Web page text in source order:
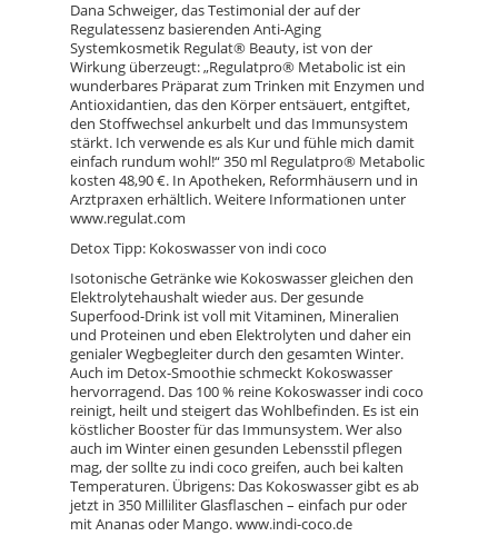
Dana Schweiger, das Testimonial der auf der
Regulatessenz basierenden Anti-Aging
Systemkosmetik Regulat® Beauty, ist von der
Wirkung überzeugt: „Regulatpro® Metabolic ist ein
wunderbares Präparat zum Trinken mit Enzymen und
Antioxidantien, das den Körper entsäuert, entgiftet,
den Stoffwechsel ankurbelt und das Immunsystem
stärkt. Ich verwende es als Kur und fühle mich damit
einfach rundum wohl!“ 350 ml Regulatpro® Metabolic
kosten 48,90 €. In Apotheken, Reformhäusern und in
Arztpraxen erhältlich. Weitere Informationen unter
www.regulat.com
Detox Tipp: Kokoswasser von indi coco
Isotonische Getränke wie Kokoswasser gleichen den
Elektrolytehaushalt wieder aus. Der gesunde
Superfood-Drink ist voll mit Vitaminen, Mineralien
und Proteinen und eben Elektrolyten und daher ein
genialer Wegbegleiter durch den gesamten Winter.
Auch im Detox-Smoothie schmeckt Kokoswasser
hervorragend. Das 100 % reine Kokoswasser indi coco
reinigt, heilt und steigert das Wohlbefinden. Es ist ein
köstlicher Booster für das Immunsystem. Wer also
auch im Winter einen gesunden Lebensstil pflegen
mag, der sollte zu indi coco greifen, auch bei kalten
Temperaturen. Übrigens: Das Kokoswasser gibt es ab
jetzt in 350 Milliliter Glasflaschen – einfach pur oder
mit Ananas oder Mango. www.indi-coco.de